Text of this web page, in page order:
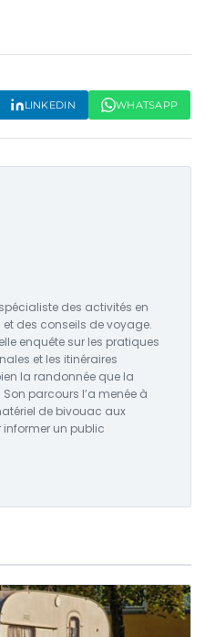
LINKEDIN WHATSAPP
des activités en
des conseils de voyage.
enquête sur les pratiques
et les itinéraires
la randonnée que la
parcours l’a menée à
de bivouac aux
un public